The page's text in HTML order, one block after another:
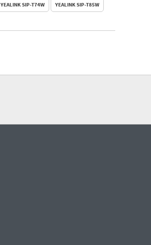
YEALINK SIP-T74W YEALINK SIP-T85W